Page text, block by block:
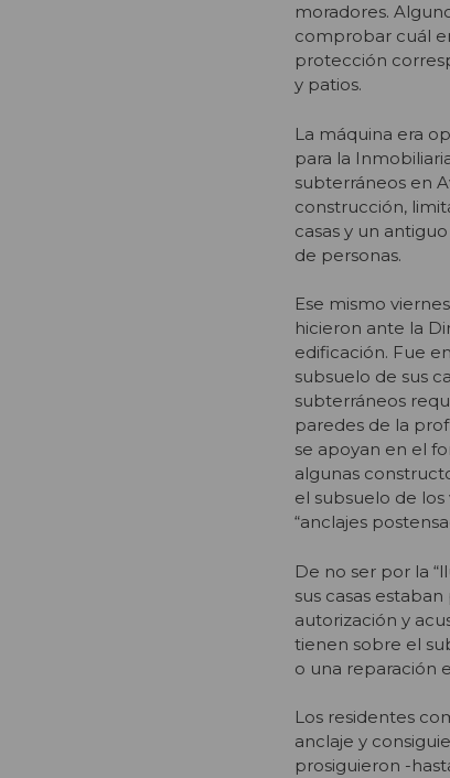
moradores.
comprobar cuál
protección
y patios.
La máquina era
para la
subterráneos en
construcción,
casas y un
de personas.
Ese mismo
hicieron ante la
edificación. Fue
subsuelo de sus
subterráneos
paredes de la
se apoyan en el
algunas
el subsuelo de
“anclajes
De no ser por la
sus casas
autorización y
tienen sobre el
o una reparación
Los residentes
anclaje y
prosiguieron -